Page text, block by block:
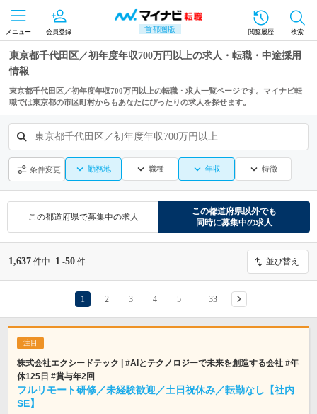
首都圏版
メニュー 会員登録 閲覧履歴 検索
東京都千代田区／初年度年収700万円以上の求人・転職・中途採用
情報
東京都千代田区／初年度年収700万円以上の転職・求人一覧ページです。マイナビ転
職では東京都の市区町村からもあなたにぴったりの求人を探せます。
東京都千代田区／初年度年収700万円以上
条件変更 勤務地 職種 年収 特徴
この都道府県で募集中の求人
この都道府県以外でも
同時に募集中の求人
1,637 件中 1 -50 件 並び替え
1 2 3 4 5 33
株式会社エクシードテック | #AIとテクノロジーで未来を創造する会社 #年
休125日 #賞与年2回
フルリモート研修／未経験歓迎／土日祝休み／転勤なし【社内
SE】